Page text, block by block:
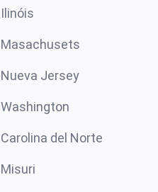
Ilinóis
Masachusets
Nueva Jersey
Washington
Carolina del Norte
Misuri